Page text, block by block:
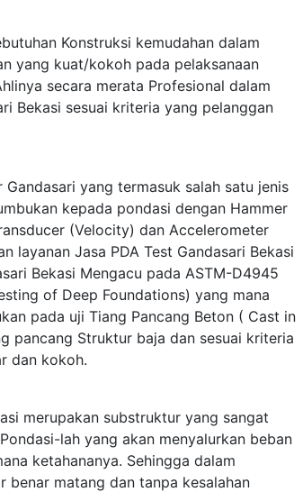
Konstruksi kemudahan dalam
yang kuat/kokoh pada pelaksanaan
secara merata Profesional dalam
Bekasi sesuai kriteria yang pelanggan
yang termasuk salah satu jenis
kepada pondasi dengan Hammer
(Velocity) dan Accelerometer
layanan Jasa PDA Test Gandasari Bekasi
Bekasi Mengacu pada ASTM-D4945
of Deep Foundations) yang mana
pada uji Tiang Pancang Beton ( Cast in
pancang Struktur baja dan sesuai kriteria
dan kokoh.
merupakan substruktur yang sangat
lah yang akan menyalurkan beban
ketahananya. Sehingga dalam
benar matang dan tanpa kesalahan